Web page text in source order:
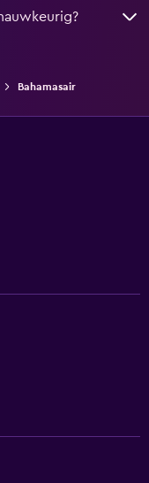
Bahamasair